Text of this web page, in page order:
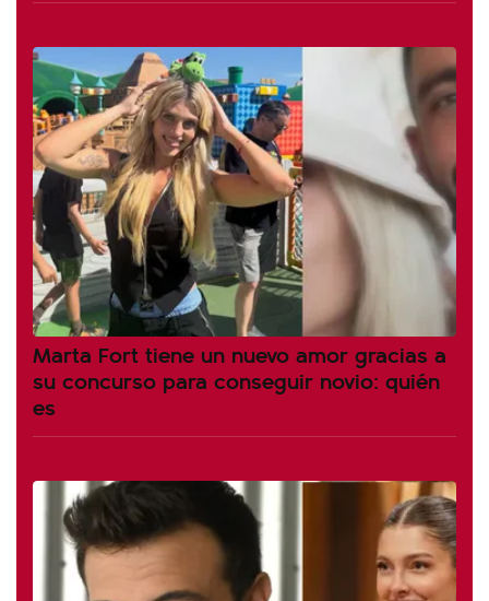
Marta Fort tiene un nuevo amor gracias a
su concurso para conseguir novio: quién
es